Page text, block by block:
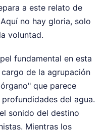
a este relato de
no hay gloria, solo
voluntad.
fundamental en esta
de la agrupación
que parece
del agua.
sonido del destino
Mientras los